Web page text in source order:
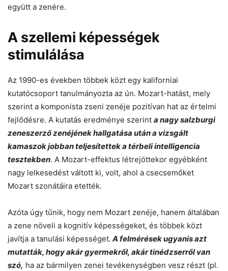
együtt a zenére.
A szellemi képességek
stimulálása
Az 1990-es években többek közt egy kaliforniai
kutatócsoport tanulmányozta az ún. Mozart-hatást, mely
szerint a komponista zseni zenéje pozitívan hat az értelmi
fejlődésre. A kutatás eredménye szerint a nagy salzburgi
zeneszerző zenéjének hallgatása után a vizsgált
kamaszok jobban teljesítettek a térbeli intelligencia
tesztekben. A Mozart-effektus létrejöttekor egyébként
nagy lelkesedést váltott ki, volt, ahol a csecsemőket
Mozart szonátáira etették.
Azóta úgy tűnik, hogy nem Mozart zenéje, hanem általában
a zene növeli a kognitív képességeket, és többek közt
javítja a tanulási képességet. A felmérések ugyanis azt
mutatták, hogy akár gyermekről, akár tinédzserről van
szó, ha az bármilyen zenei tevékenységben vesz részt (pl.